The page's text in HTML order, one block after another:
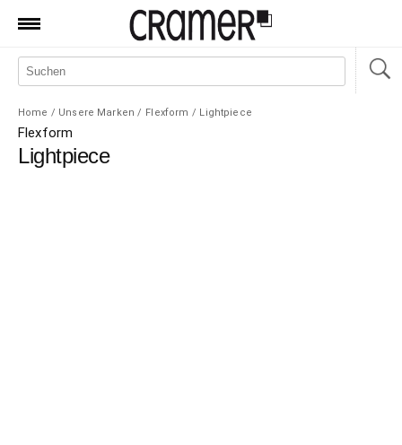
Produkte
Manufaktur
Aktionen
Home / Unsere Marken / Flexform / Lightpiece
Flexform
Lightpiece